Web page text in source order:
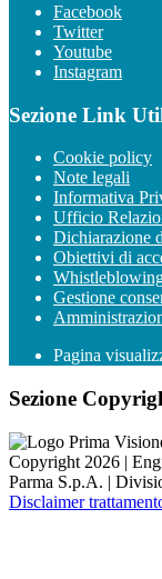
Facebook
Twitter
Youtube
Instagram
Sezione Link
Cookie policy
Note legali
Informativa
Ufficio
Dichiarazione
Obiettivi di
Gestione
Pagina
Sezione
Copyright 2026 |
Parma S.p.A. |
Disclaimer